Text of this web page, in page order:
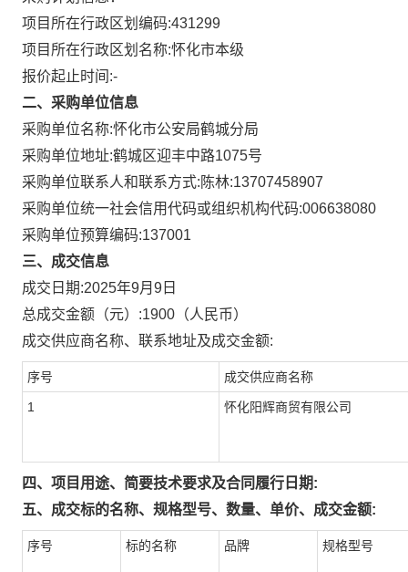
项目所在行政区划编码:431299
项目所在行政区划名称:怀化市本级
报价起止时间:-
二、采购单位信息
采购单位名称:怀化市公安局鹤城分局
采购单位地址:鹤城区迎丰中路1075号
采购单位联系人和联系方式: 陈林:13707458907
采购单位统一社会信用代码或组织机构代码:006638080
采购单位预算编码:137001
三、成交信息
成交日期:2025年9月9日
总成交金额（元）:1900 （人民币）
成交供应商名称、联系地址及成交金额:
序号 成交供应商名称
1 怀化阳辉商贸有限公司
四、项目用途、简要技术要求及合同履行日期:
五、成交标的名称、规格型号、数量、单价、成交金额:
序号 标的名称 品牌 规格型号